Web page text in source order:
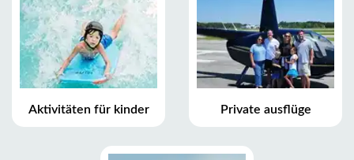
Aktivitäten für kinder Private ausflüge